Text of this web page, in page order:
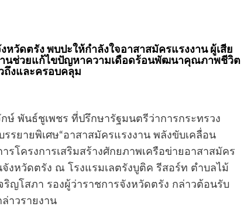
วัดตรัง พบปะให้กำลังใจอาสาสมัครแรงงาน ผู้เสีย
านช่วยแก้ไขปัญหาความเดือดร้อนพัฒนาคุณภาพชีวิต
ถึงและครอบคลุม
ษ์ พันธ์ชูเพชร ที่ปรึกษารัฐมนตรีว่าการกระทรวง
รยายพิเศษ“อาสาสมัครแรงงาน พลังขับเคลื่อน
รโครงการเสริมสร้างศักยภาพเครือข่ายอาสาสมัคร
งหวัดตรัง ณ โรงแรมเลตรังบูติค รีสอร์ท ตำบลไม้
ญโสภา รองผู้ว่าราชการจังหวัดตรัง กล่าวต้อนรับ
าวรายงาน